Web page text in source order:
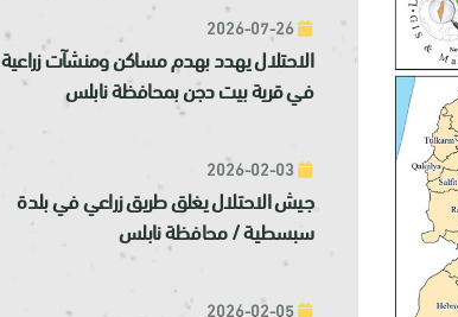
الاحتلال يهدد بهدم مساكن ومنشآت زراعية
في قرية بيت دجن بمحافظة نابلس
جيش الاحتلال يغلق طريق زراعي في بلدة
سبسطية / محافظة نابلس